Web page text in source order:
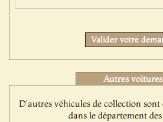
Valider votre
Autres voitures
D'autres véhicules de collection sont
dans le département